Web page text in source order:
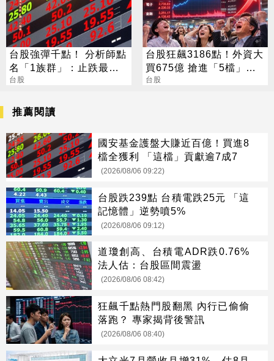
台股強彈千點！ 分析師點
名「1族群」：止跌最後
拼圖
台股
台股狂飆3186點！外資大
買675億 搶進「5檔」
ETF
台股
推薦閱讀
國安基金護盤大賺近百億！買進8
檔全獲利 「這檔」貢獻逾7成7
(2026/08/06 09:22)
台股跌239點 台積電跌25元 「這
記憶體」逆勢噴5%
(2026/08/06 09:12)
道瓊創高、台積電ADR跌0.76%
法人估：台股區間震盪
(2026/08/06 08:42)
狂飆千點熱門股翻黑 內行已偷偷
落跑？ 專家揭背後警訊
(2026/08/06 08:40)